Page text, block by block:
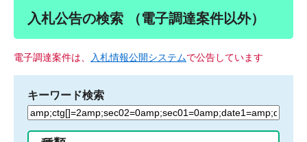
入札公告の検索 （電子調達案件以外）
電子調達案件は、 入札情報公開システムで公告しています
キーワード検索
検